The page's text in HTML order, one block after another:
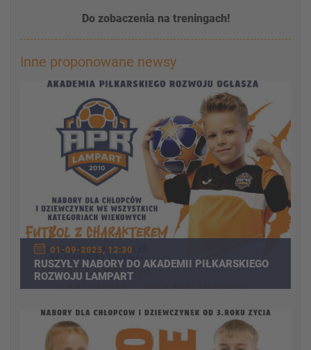
Do zobaczenia na treningach!
Inne proponowane newsy
01-09-2025, 12:30
RUSZYŁY NABORY DO AKADEMII PIŁKARSKIEGO
ROZWOJU LAMPART